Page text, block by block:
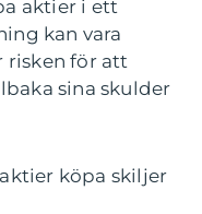
aktier i ett
kan vara
risken för att
sina skulder
köpa skiljer